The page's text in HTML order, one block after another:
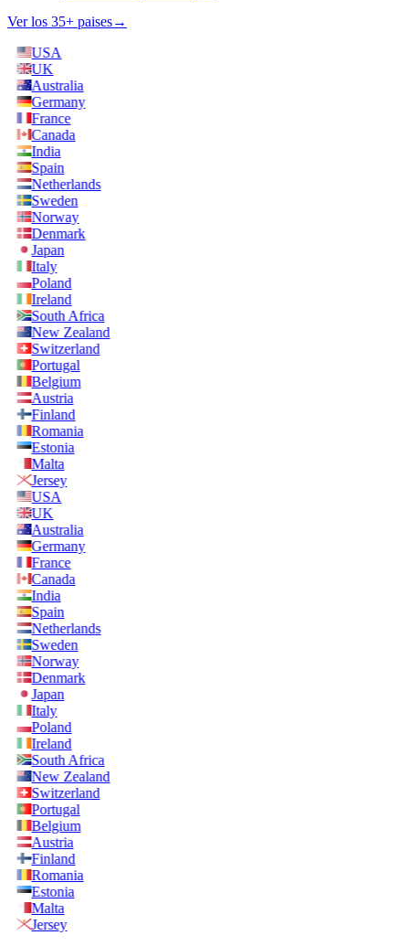
Ver los 35+ paises→
USA
UK
Australia
Germany
France
Canada
India
Spain
Netherlands
Sweden
Norway
Denmark
Japan
Italy
Poland
Ireland
South Africa
New Zealand
Switzerland
Portugal
Belgium
Austria
Finland
Romania
Estonia
Malta
Jersey
USA
UK
Australia
Germany
France
Canada
India
Spain
Netherlands
Sweden
Norway
Denmark
Japan
Italy
Poland
Ireland
South Africa
New Zealand
Switzerland
Portugal
Belgium
Austria
Finland
Romania
Estonia
Malta
Jersey